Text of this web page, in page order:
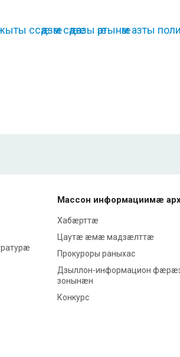
ссӕдзӕм сӕдӕазы ӕртынӕм азты
Массон информациимæ
Хабæрттæ
Цаутæ æмæ мадзæлттæ
Прокуроры раныхас
Дзыллон-информацион
зонынæн
Конкурс